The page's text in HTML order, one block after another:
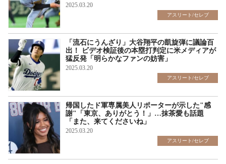
2025.03.20
アスリート/セレブ
「流石にうんざり」大谷翔平の凱旋弾に議論百
出！ ビデオ検証後の本塁打判定に米メディアが
猛反発「明らかなファンの妨害」
2025.03.20
アスリート/セレブ
帰国したド軍専属美人リポーターが示した"感
謝"「東京、ありがとう！」…抹茶愛も話題
「また、来てくださいね」
2025.03.20
アスリート/セレブ